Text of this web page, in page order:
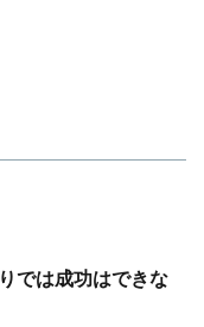
では成功はできな